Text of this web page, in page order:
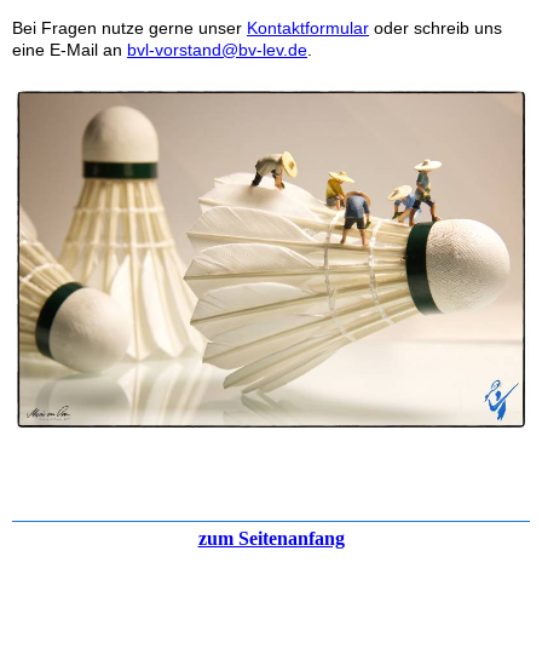
Bei Fragen nutze gerne unser Kontaktformular oder schreib uns
eine E-Mail an bvl-vorstand@bv-lev.de
zum Seitenanfang